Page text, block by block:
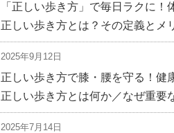
「正しい歩き方」で毎日ラクに
正しい歩き方とは？その定義と
2025年9月12日
正しい歩き方で膝・腰を守る！健
正しい歩き方とは何か／なぜ重
2025年7月14日